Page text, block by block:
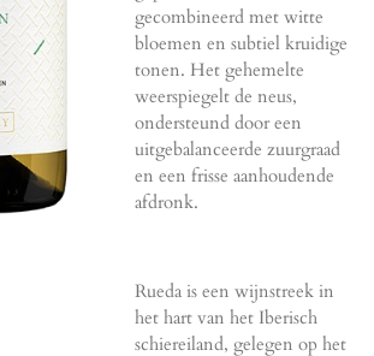
gecombineerd met witte
bloemen en subtiel kruidige
tonen. Het gehemelte
weerspiegelt de neus,
ondersteund door een
uitgebalanceerde zuurgraad
en een frisse aanhoudende
afdronk.
Rueda is een wijnstreek in
het hart van het Iberisch
schiereiland, gelegen op het